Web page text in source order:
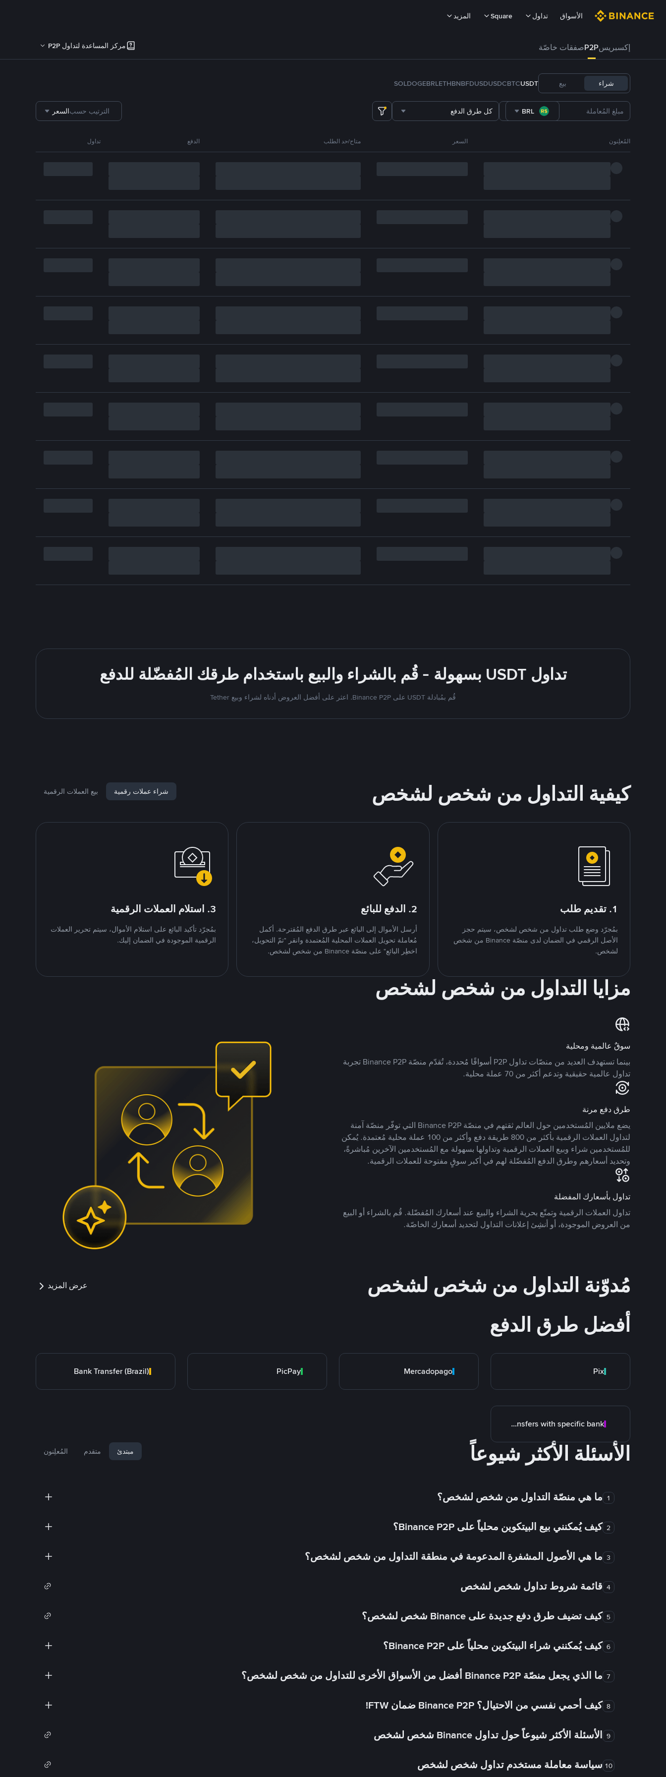
الأسواق تداول Square المزيد
إكسبريسP2Pصفقات خاصّة مركز المساعدة لتداول P2P
شراء بيع USDT
BTC
USDC
FDUSD
BNB
ETH
BRL
DOGE
SOL
BRL كل طرق الدفع الترتيب حسبالسعر
المُعلِنون السعر متاح/حد الطلب الدفع تداول
تداول USDT بسهولة - قُم بالشراء والبيع باستخدام طرقك المُفضّلة للدفع
قُم بمُبادلة USDT على Binance P2P. اعثر على أفضل العروض أدناه لشراء وبيع Tether
كيفية التداول من شخص لشخص شراء عملات رقمية بيع العملات الرقمية
1. تقديم طلب
بمُجرّد وضع طلب تداول من شخص لشخص، سيتم حجز
الأصل الرقمي في الضمان لدى منصّة Binance من شخص
لشخص.
2. الدفع للبائع
أرسل الأموال إلى البائع عبر طرق الدفع المُقترحة. أكمل
مُعاملة تحويل العملات المحلية المُعتمدة وانقر "تمّ التحويل،
اخطِر البائع" على منصّة Binance من شخص لشخص.
3. استلام العملات الرقمية
بمُجرّد تأكيد البائع على استلام الأموال، سيتم تحرير العملات
الرقمية الموجودة في الضمان إليك.
مزايا التداول من شخص لشخص
سوقٌ عالمية ومحلية
بينما تستهدف العديد من منصّات تداول P2P أسواقًا مُحددة، تُقدّم منصّة Binance P2P تجربة
تداول عالمية حقيقية وتدعم أكثر من 70 عملة محلية.
طرق دفع مرنة
يضع ملايين المُستخدمين حول العالم ثقتهم في منصّة Binance P2P التي توفّر منصّة آمنة
لتداول العملات الرقمية بأكثر من 800 طريقة دفع وأكثر من 100 عملة محلية مُعتمدة. يُمكن
للمُستخدمين شراء وبيع العملات الرقمية وتداولها بسهولة مع المُستخدمين الآخرين مُباشرةً،
وتحديد أسعارهم وطرق الدفع المُفضّلة لهم في أكبر سوقٍ مفتوحة للعملات الرقمية.
تداول بأسعارك المفضلة
تداول العملات الرقمية وتمتّع بحرية الشراء والبيع عند أسعارك المُفضّلة. قُم بالشراء أو البيع
من العروض الموجودة، أو أنشِئ إعلانات التداول لتحديد أسعارك الخاصّة.
مُدوّنة التداول من شخص لشخص عرض المزيد
أفضل طرق الدفع
Pix
Mercadopago
PicPay
Bank Transfer (Brazil)
Transfers with specific bank
الأسئلة الأكثر شيوعاً مبتدئ متقدم المُعلِنون
1 ما هي منصّة التداول من شخص لشخص؟
2 كيف يُمكنني بيع البيتكوين محلياً على Binance P2P؟
3 ما هي الأصول المشفرة المدعومة في منطقة التداول من شخص لشخص؟
4 قائمة شروط تداول شخص لشخص
5 كيف تضيف طرق دفع جديدة على Binance شخص لشخص؟
6 كيف يُمكنني شراء البيتكوين محلياً على Binance P2P؟
7 ما الذي يجعل منصّة Binance P2P أفضل من الأسواق الأخرى للتداول من شخص لشخص؟
8 كيف أحمي نفسي من الاحتيال؟ Binance P2P ضمان FTW!
9 الأسئلة الأكثر شيوعاً حول تداول Binance شخص لشخص
10 سياسة معاملة مستخدم تداول شخص لشخص